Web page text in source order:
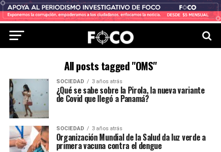
All posts tagged "OMS"
SOCIEDAD 3 años atrás
¿Qué se sabe sobre la Pirola, la nueva variante
de Covid que llegó a Panamá?
SOCIEDAD 3 años atrás
Organización Mundial de la Salud da luz verde a
primera vacuna contra el dengue